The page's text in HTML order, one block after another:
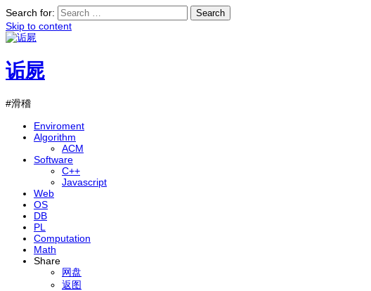
Search for:
Skip to content
诟屍
#滑稽
Enviroment
Algorithm
ACM
Software
C++
Javascript
Web
OS
DB
PL
Computation
Math
Share
网盘
返图